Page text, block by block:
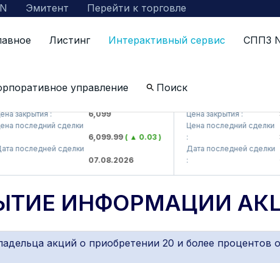
Эмитент Перейти к торговле
Листинг Интерактивный сервис СППЗ
управление Поиск
закрытия :
6,099
последний сделки
6,099.99( ▲ 0.03 )
последней сделки
07.08.2026
Цена закрытия :
Цена последний сделки
Дата последней сделки
ИНФОРМАЦИИ
акций о приобретении 20 и более процентов